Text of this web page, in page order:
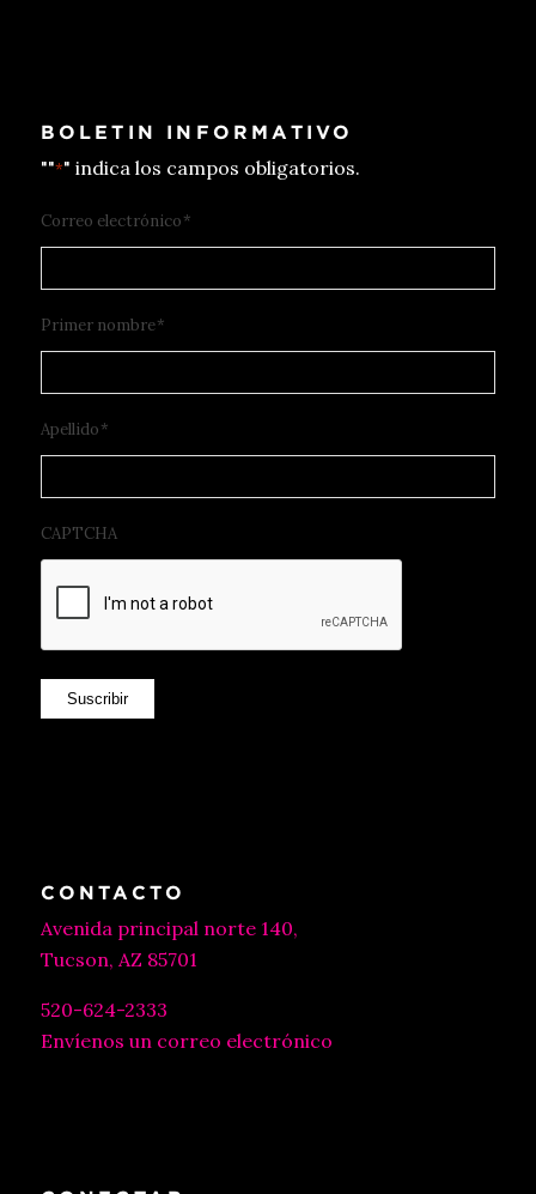
BOLETIN INFORMATIVO
""*" indica los campos obligatorios.
Correo electrónico*
Primer nombre*
Apellido*
CAPTCHA
Suscribir
CONTACTO
Avenida principal norte 140,
Tucson, AZ 85701
520-624-2333
Envíenos un correo electrónico